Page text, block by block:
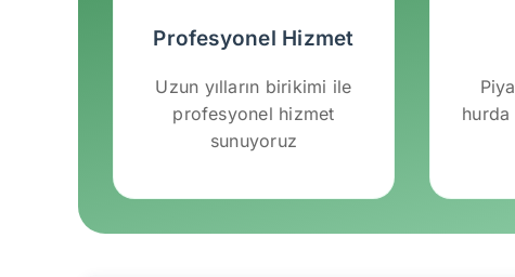
Profesyonel Hizmet
Uzun yılların birikimi ile
profesyonel hizmet
sunuyoruz
hurda